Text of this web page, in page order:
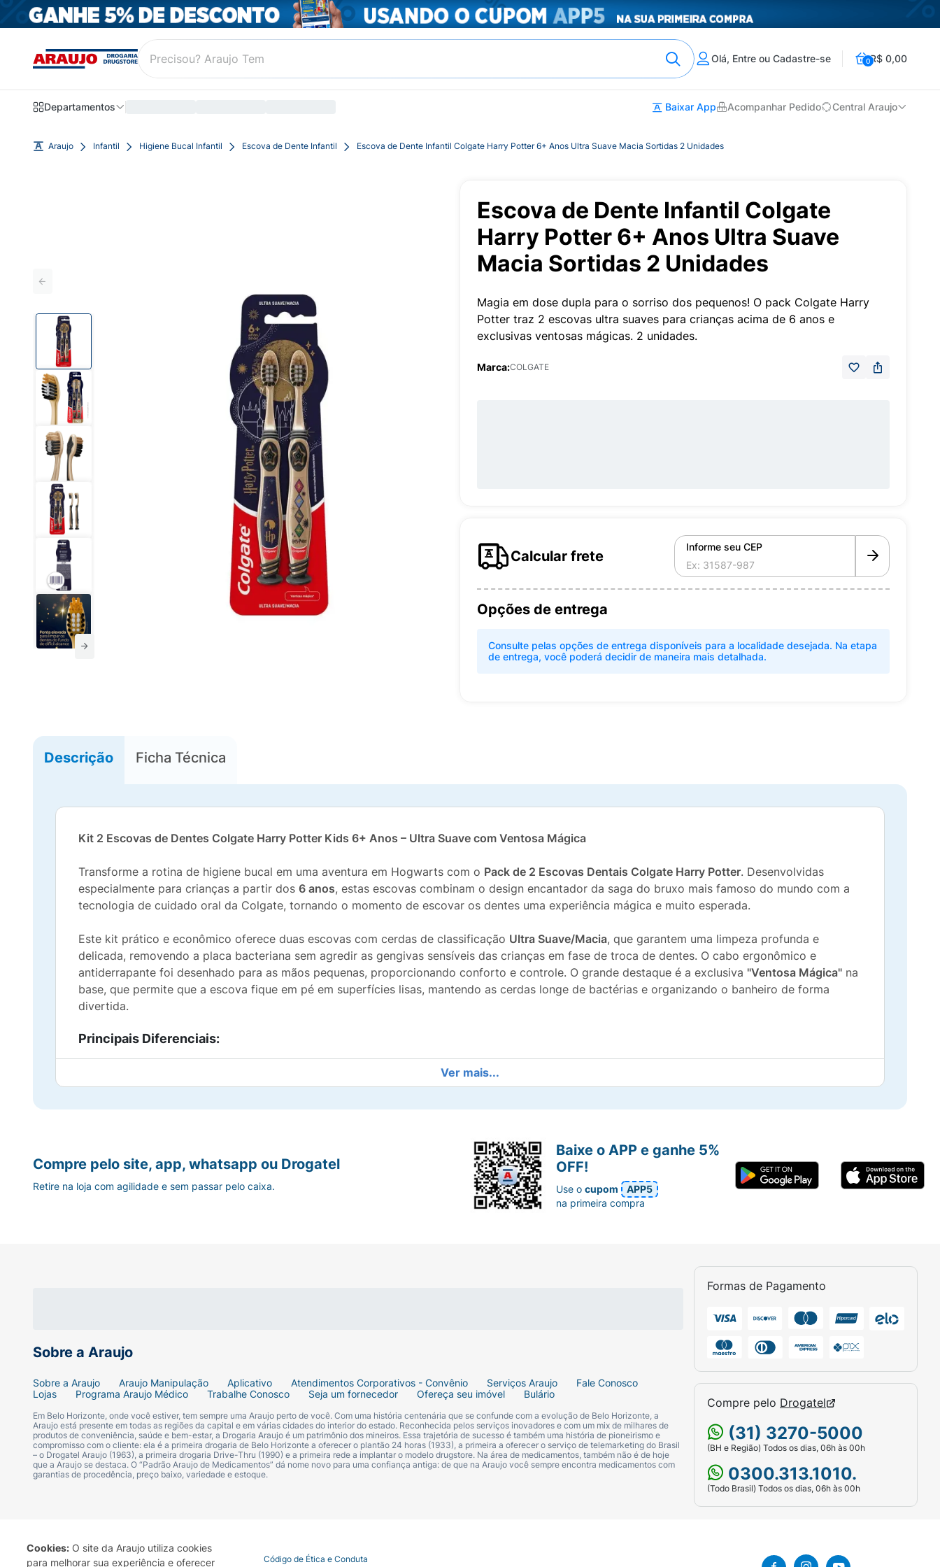
Cookies: O site da Araujo utiliza cookies
para melhorar sua experiência e oferecer
Olá, Entre ou Cadastre-se 0R$ 0,00
Departamentos Baixar App Acompanhar Pedido Central Araujo
Araujo Infantil Higiene Bucal Infantil Escova de Dente Infantil Escova de Dente Infantil Colgate Harry Potter 6+ Anos Ultra Suave Macia Sortidas 2 Unidades
Escova de Dente Infantil Colgate
Harry Potter 6+ Anos Ultra Suave
Macia Sortidas 2 Unidades
Magia em dose dupla para o sorriso dos pequenos! O pack Colgate Harry
Potter traz 2 escovas ultra suaves para crianças acima de 6 anos e
exclusivas ventosas mágicas. 2 unidades.
Marca:COLGATE
Calcular frete
Informe seu CEP
Opções de entrega
Consulte pelas opções de entrega disponíveis para a localidade desejada. Na etapa
de entrega, você poderá decidir de maneira mais detalhada.
Descrição Ficha Técnica
Kit 2 Escovas de Dentes Colgate Harry Potter Kids 6+ Anos – Ultra Suave com Ventosa Mágica
Transforme a rotina de higiene bucal em uma aventura em Hogwarts com o Pack de 2 Escovas Dentais Colgate Harry Potter. Desenvolvidas
especialmente para crianças a partir dos 6 anos, estas escovas combinam o design encantador da saga do bruxo mais famoso do mundo com a
tecnologia de cuidado oral da Colgate, tornando o momento de escovar os dentes uma experiência mágica e muito esperada.
Este kit prático e econômico oferece duas escovas com cerdas de classificação Ultra Suave/Macia, que garantem uma limpeza profunda e
delicada, removendo a placa bacteriana sem agredir as gengivas sensíveis das crianças em fase de troca de dentes. O cabo ergonômico e
antiderrapante foi desenhado para as mãos pequenas, proporcionando conforto e controle. O grande destaque é a exclusiva "Ventosa Mágica" na
base, que permite que a escova fique em pé em superfícies lisas, mantendo as cerdas longe de bactérias e organizando o banheiro de forma
divertida.
Principais Diferenciais:
Dois designs temáticos que incentivam as crianças a manterem a rotina de higiene bucal.
Permite fixar a escova em pé na pia ou azulejo, garantindo maior higiene.
Economia Prática: Um pack ideal para ter uma escova de reserva ou para irmãos que amam o mundo mágico.
Facilita o manuseio e alcança até os dentes do fundo com segurança.
Destaque:Possui Ventosa Mágica na base.
Ver mais...
Sobre a Araujo
Sobre a Araujo Araujo Manipulação Aplicativo Atendimentos Corporativos - Convênio Serviços Araujo
Fale Conosco
Lojas
Programa Araujo Médico Trabalhe Conosco Seja um fornecedor Ofereça seu imóvel Bulário
Em Belo Horizonte, onde você estiver, tem sempre uma Araujo perto de você. Com uma história centenária que se confunde com a evolução de Belo Horizonte, a
Araujo está presente em todas as regiões da capital e em várias cidades do interior do estado. Reconhecida pelos serviços inovadores e com um mix de milhares de
produtos de conveniência, saúde e bem-estar, a Drogaria Araujo é um patrimônio dos mineiros. Essa trajetória de sucesso é também uma história de pioneirismo e
compromisso com o cliente: ela é a primeira drogaria de Belo Horizonte a oferecer o plantão 24 horas (1933), a primeira a oferecer o serviço de telemarketing do Brasil
– o Drogatel Araujo (1963), a primeira drogaria Drive-Thru (1990) e a primeira rede a implantar o modelo drugstore. Na área de medicamentos, também não é de hoje
que a Araujo se destaca. O “Padrão Araujo de Medicamentos” dá nome novo para uma confiança antiga: de que na Araujo você sempre encontra medicamentos com
garantias de procedência, preço baixo, variedade e estoque.
Formas de Pagamento
Compre pelo Drogatel
(31) 3270-5000
(BH e Região) Todos os dias, 06h às 00h
0300.313.1010.
(Todo Brasil) Todos os dias, 06h às 00h
Compre pelo site, app, whatsapp ou Drogatel
Retire na loja com agilidade e sem passar pelo caixa.
Baixe o APP e ganhe 5%
OFF!
Use ocupom
APP5
na primeira compra
Termo de Uso Portal da Privacidade Covid-19 Código de Ética e Conduta